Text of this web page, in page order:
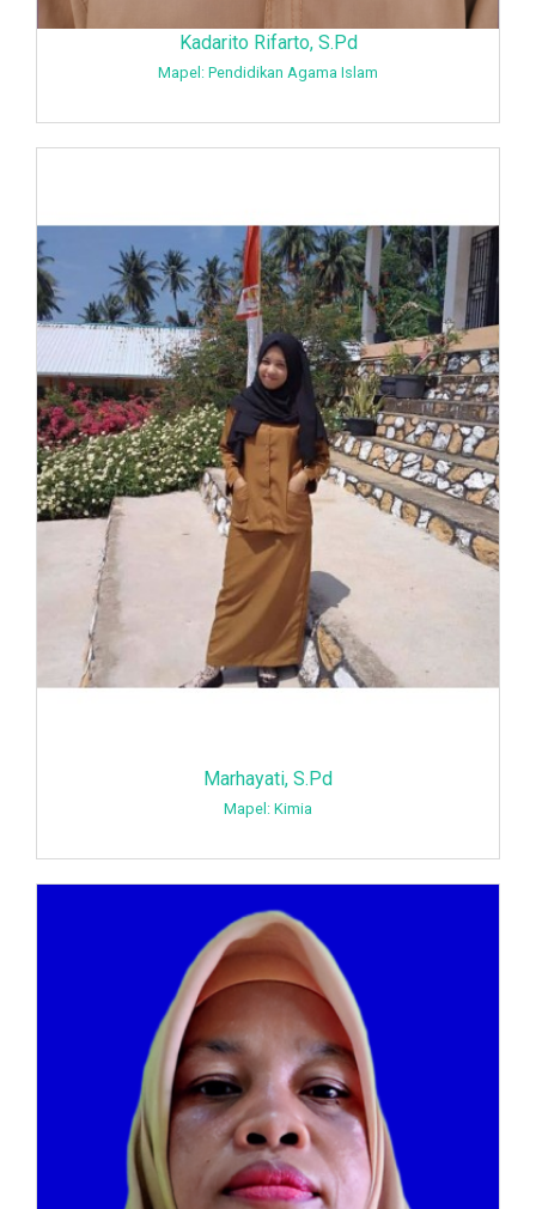
Kadarito Rifarto, S.Pd
Mapel: Pendidikan Agama Islam
Marhayati, S.Pd
Mapel: Kimia